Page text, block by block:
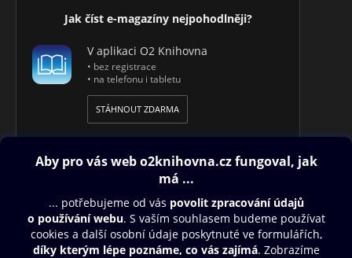
Jak číst e-magazíny nejpohodlněji?
V aplikaci O2 Knihovna
• bez registrace
• na telefonu i tabletu
STÁHNOUT ZDARMA
Obsah ke stažení
Moje O2 Knihovna